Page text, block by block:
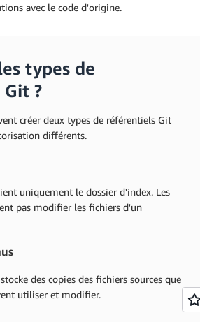
avec le code d'origine.
types de
?
créer deux types de référentiels Git
différents.
uniquement le dossier d'index. Les
pas modifier les fichiers d'un
des copies des fichiers sources que
utiliser et modifier.